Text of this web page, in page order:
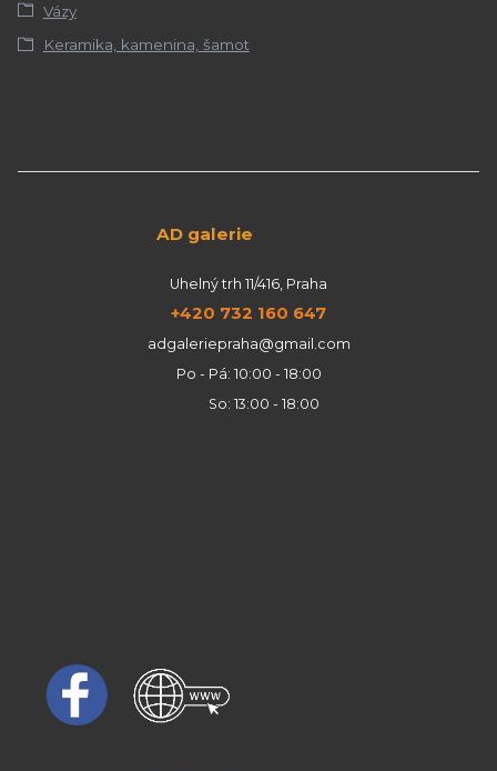
Vázy
Keramika, kamenina, šamot
AD galerie
Uhelný trh 11/416, Praha
+420 732 160 647
adgaleriepraha@gmail.com
Po - Pá: 10:00 - 18:00
So: 13:00 - 18:00